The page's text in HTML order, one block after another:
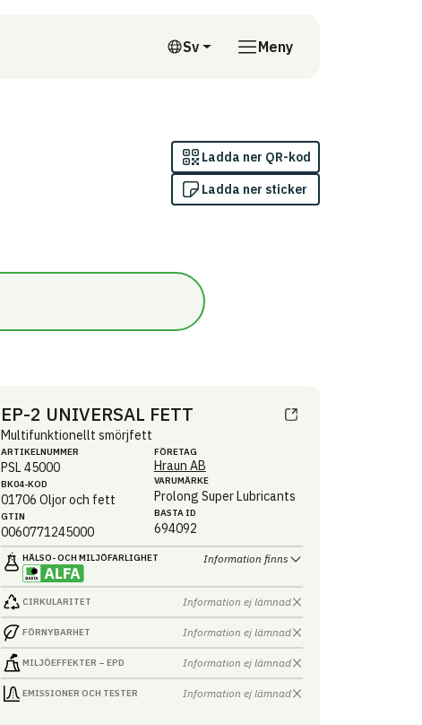
Sv
Svenska
Meny
Ladda ner QR-kod
Ladda ner sticker
EP-2 UNIVERSAL FETT
Multifunktionellt smörjfett
ARTIKEL­NUMMER
PSL 45000
BK04-KOD
01706 Oljor och fett
GTIN
0060771245000
FÖRETAG
Hraun AB
VARUMÄRKE
Prolong Super Lubricants
BASTA ID
694092
HÄLSO- OCH MILJÖ­FARLIGHET Information finns
CIRKULARITET Information ej lämnad
FÖRNYBARHET Information ej lämnad
MILJÖEFFEKTER – EPD Information ej lämnad
EMISSIONER OCH TESTER Information ej lämnad